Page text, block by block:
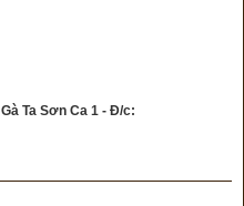
Gà Ta Sơn Ca 1 - Đ/c: